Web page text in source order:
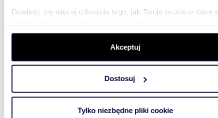
Dowiedz się więcej odnośnie tego, jak Twoje osobiste dane
szczegółów. W Deklaracji plików cookie możesz zmienić
wycofać swoją zgodę w dowolnej chwili.
aby oferować funkcje społecznościowe i analizować ruch w
witrynie. Informacje o tym, jak korzystasz z naszej witryny,
analitycznym. Partnerzy mogą połączyć te informacje z
Akceptuj
Dostosuj
Tylko niezbędne pliki cookie